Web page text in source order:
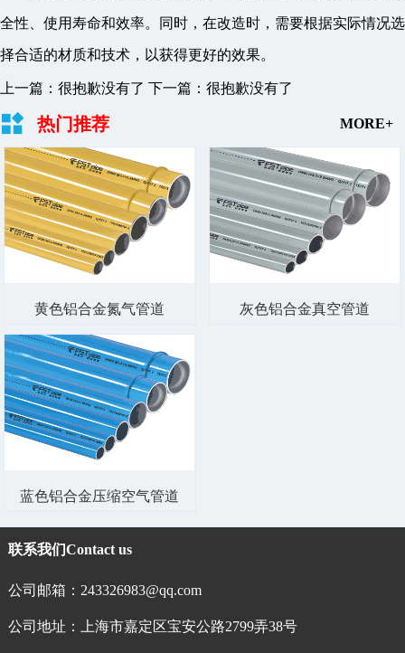
全性、使用寿命和效率。同时，在改造时，需要根据实际情况选
择合适的材质和技术，以获得更好的效果。
上一篇：很抱歉没有了 下一篇：很抱歉没有了
热门推荐 MORE+
黄色铝合金氮气管道 灰色铝合金真空管道
蓝色铝合金压缩空气管道
联系我们Contact us
公司邮箱：243326983@qq.com
公司地址：上海市嘉定区宝安公路2799弄38号